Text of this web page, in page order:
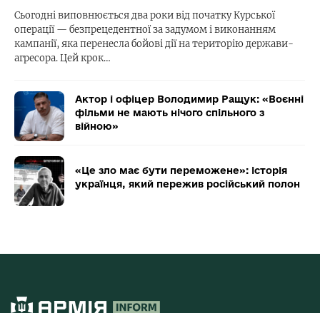
Сьогодні виповнюється два роки від початку Курської
операції — безпрецедентної за задумом і виконанням
кампанії, яка перенесла бойові дії на територію держави-
агресора. Цей крок…
Актор і офіцер Володимир Ращук: «Воєнні
фільми не мають нічого спільного з
війною»
«Це зло має бути переможене»: історія
українця, який пережив російський полон